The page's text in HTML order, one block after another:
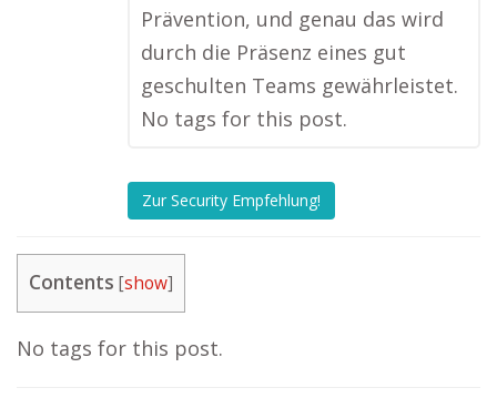
Prävention, und genau das wird
durch die Präsenz eines gut
geschulten Teams gewährleistet.
No tags for this post.
Zur Security Empfehlung!
Contents [show]
No tags for this post.